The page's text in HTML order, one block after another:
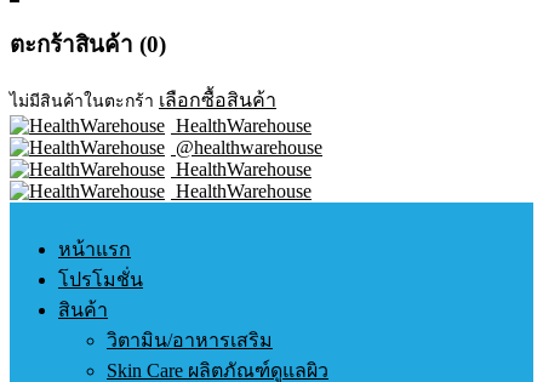
ตะกร้าสินค้า (0)
ไม่มีสินค้าในตะกร้า เลือกซื้อสินค้า
HealthWarehouse
@healthwarehouse
HealthWarehouse
HealthWarehouse
หน้าแรก
โปรโมชั่น
สินค้า
วิตามิน/อาหารเสริม
Skin Care ผลิตภัณฑ์ดูแลผิว